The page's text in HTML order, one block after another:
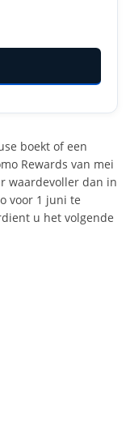
boekt of een
Rewards van mei
waardevoller dan in
voor 1 juni te
u het volgende